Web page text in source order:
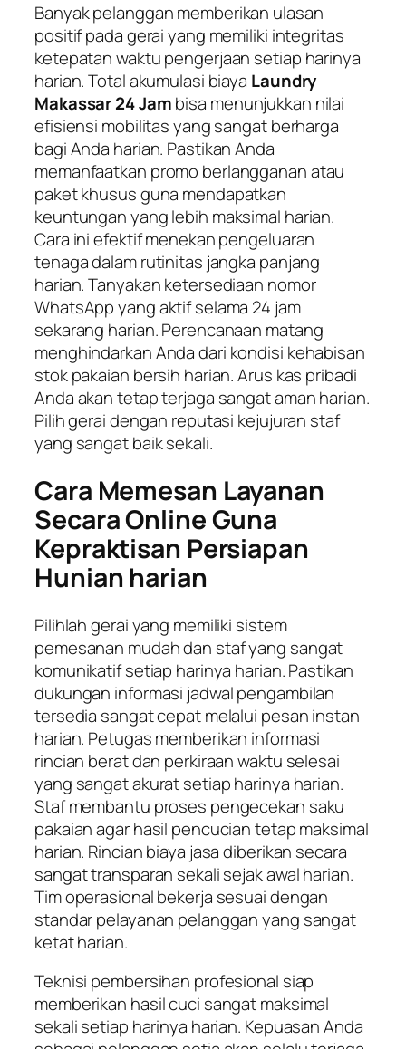
Banyak pelanggan memberikan ulasan
positif pada gerai yang memiliki integritas
ketepatan waktu pengerjaan setiap harinya
harian. Total akumulasi biaya Laundry
Makassar 24 Jambisa menunjukkan nilai
efisiensi mobilitas yang sangat berharga
bagi Anda harian. Pastikan Anda
memanfaatkan promo berlangganan atau
paket khusus guna mendapatkan
keuntungan yang lebih maksimal harian.
Cara ini efektif menekan pengeluaran
tenaga dalam rutinitas jangka panjang
harian. Tanyakan ketersediaan nomor
WhatsApp yang aktif selama 24 jam
sekarang harian. Perencanaan matang
menghindarkan Anda dari kondisi kehabisan
stok pakaian bersih harian. Arus kas pribadi
Anda akan tetap terjaga sangat aman harian.
Pilih gerai dengan reputasi kejujuran staf
yang sangat baik sekali.
Cara Memesan Layanan
Secara Online Guna
Kepraktisan Persiapan
Hunian harian
Pilihlah gerai yang memiliki sistem
pemesanan mudah dan staf yang sangat
komunikatif setiap harinya harian. Pastikan
dukungan informasi jadwal pengambilan
tersedia sangat cepat melalui pesan instan
harian. Petugas memberikan informasi
rincian berat dan perkiraan waktu selesai
yang sangat akurat setiap harinya harian.
Staf membantu proses pengecekan saku
pakaian agar hasil pencucian tetap maksimal
harian. Rincian biaya jasa diberikan secara
sangat transparan sekali sejak awal harian.
Tim operasional bekerja sesuai dengan
standar pelayanan pelanggan yang sangat
ketat harian.
Teknisi pembersihan profesional siap
memberikan hasil cuci sangat maksimal
sekali setiap harinya harian. Kepuasan Anda